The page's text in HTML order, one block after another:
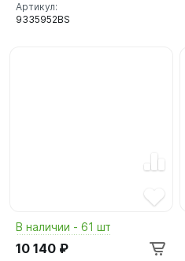
Артикул:
9335952BS
В наличии - 61 шт
10 140 ₽